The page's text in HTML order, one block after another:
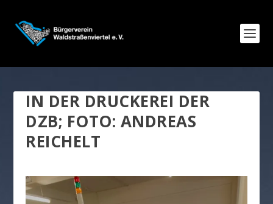
IN DER DRUCKEREI DER
DZB; FOTO: ANDREAS
REICHELT